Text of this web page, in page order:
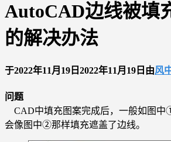
AutoCAD边线被填
的解决办法
于2022年11月19日 2022年11月19日 由风
问题
CAD中填充图案完成后，一般如图
会像图中②那样填充遮盖了边线。